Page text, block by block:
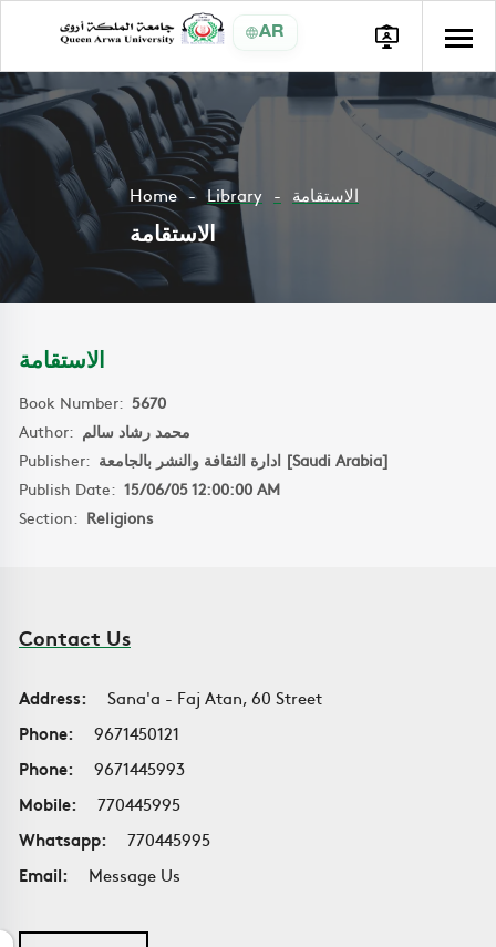
AR
Home Library الاستقامة
الاستقامة
الاستقامة
Book Number: 5670
Author: محمد رشاد سالم
Publisher:
ادارة الثقافة والنشر بالجامعة [Saudi Arabia]
Publish Date: 15/06/05 12:00:00 AM
Section: Religions
Contact Us
Address:
Sana'a - Faj Atan, 60 Street
Phone:
9671450121
Phone:
9671445993
Mobile:
770445995
Whatsapp:
770445995
Email:
Message Us